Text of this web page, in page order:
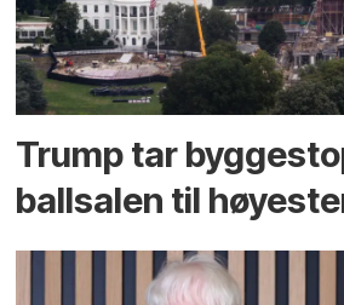
Trump tar
ballsalen til